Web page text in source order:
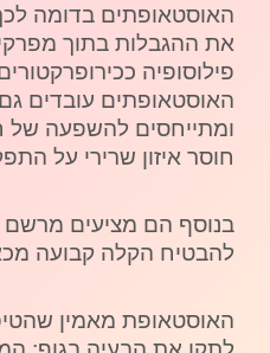
האוסטאופתים בדומה
את ההגבלות בתוך
פילוסופיה
האוסטאופתים עובדים
ומתייחסים להשפעה של
חוסר איזון שרירי על
בנוסף הם מציעים מרשם
להבטיח הקלה קבועה
האוסטאופת מאמין